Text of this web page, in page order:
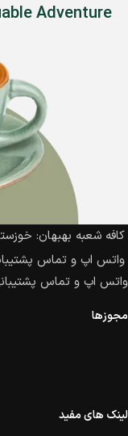
Adventure
کافه شعبه بهبهان:
واتس اپ و تماس پشتیبانی کافه:
واتس اپ و تماس پشتیبانی دان و
مجوزها
لینک های مفید